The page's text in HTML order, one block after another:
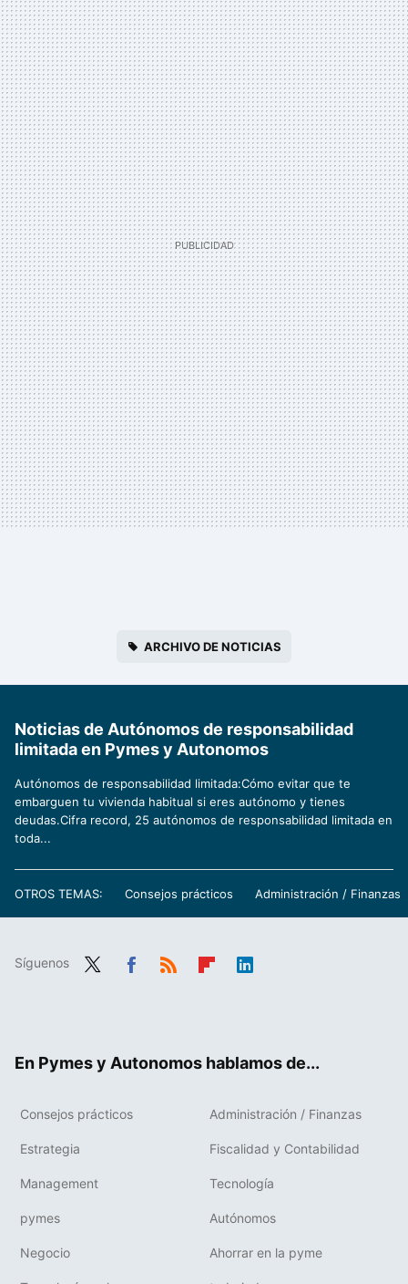
ARCHIVO DE NOTICIAS
Noticias de Autónomos de responsabilidad
limitada en Pymes y Autonomos
Autónomos de responsabilidad limitada:Cómo evitar que te
embarguen tu vivienda habitual si eres autónomo y tienes
deudas.Cifra record, 25 autónomos de responsabilidad limitada en
toda...
OTROS TEMAS: Consejos prácticos Administración / Finanzas
Síguenos
En Pymes y Autonomos hablamos de...
Consejos prácticos Administración / Finanzas
Estrategia Fiscalidad y Contabilidad
Management Tecnología
pymes Autónomos
Negocio Ahorrar en la pyme